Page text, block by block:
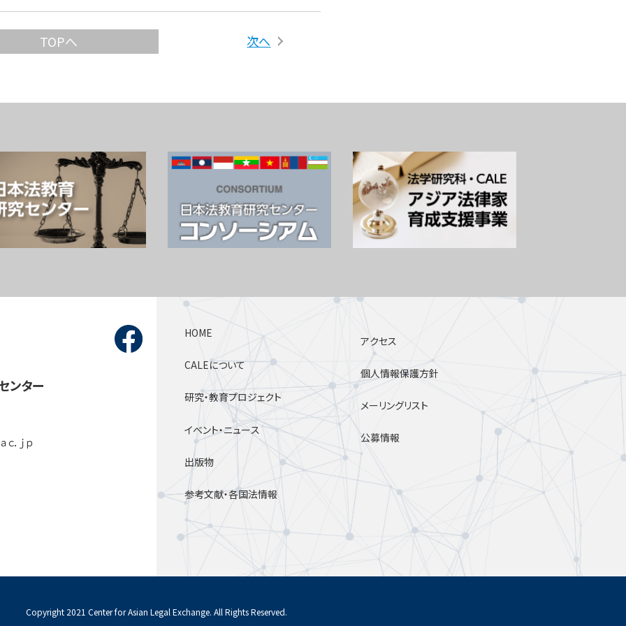
TOPへ 次へ
HOME
CALEについて
研究・教育プロジェクト
イベント・ニュース
出版物
参考文献・各国法情報
アクセス
個人情報保護方針
メーリングリスト
公募情報
ンター
．ｊｐ
Copyright 2021 Center for Asian Legal Exchange. All Rights Reserved.